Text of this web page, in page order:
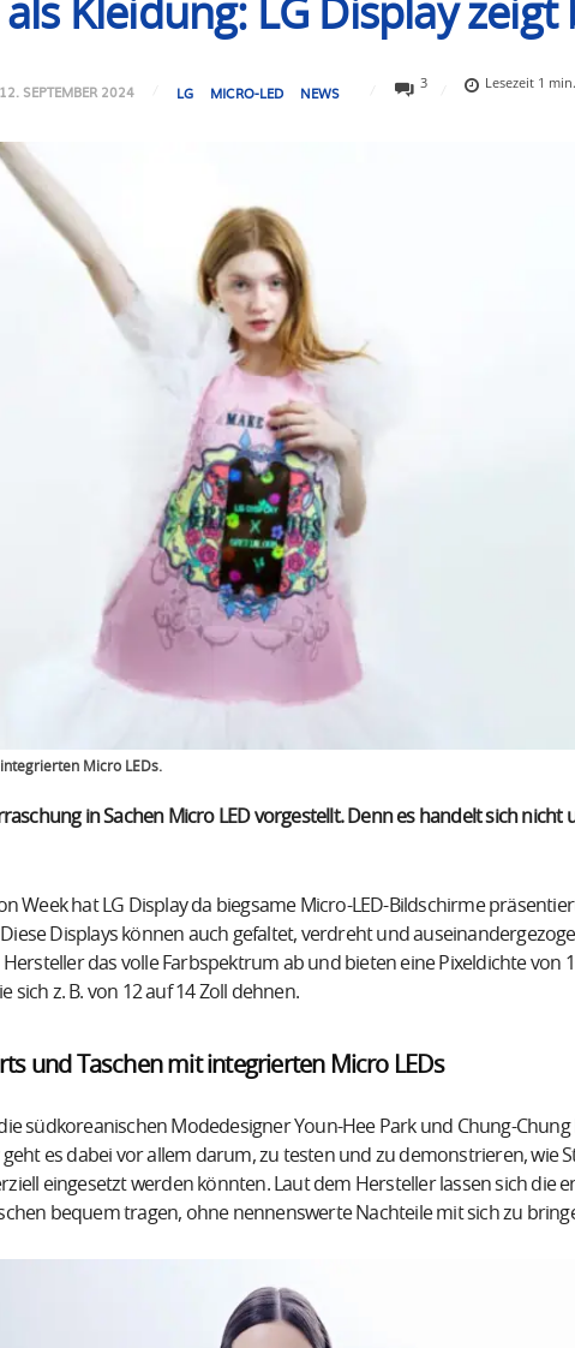
als Kleidung: LG Display
12. SEPTEMBER 2024 LG MICRO-LED NEWS
3 Lesezeit 1 min.
Micro LEDs.
in Sachen Micro LED vorgestellt. Denn es handelt sich nicht
Week hat LG Display da biegsame Micro-LED-Bildschirme
Displays können auch gefaltet, verdreht und
das volle Farbspektrum ab und bieten eine Pixeldichte von
sich z. B. von 12 auf 14 Zoll dehnen.
und Taschen mit integrierten Micro LEDs
südkoreanischen Modedesigner Youn-Hee Park und Chung-Chung
geht es dabei vor allem darum, zu testen und zu demonstrieren, wie
eingesetzt werden könnten. Laut dem Hersteller lassen sich die
bequem tragen, ohne nennenswerte Nachteile mit sich zu